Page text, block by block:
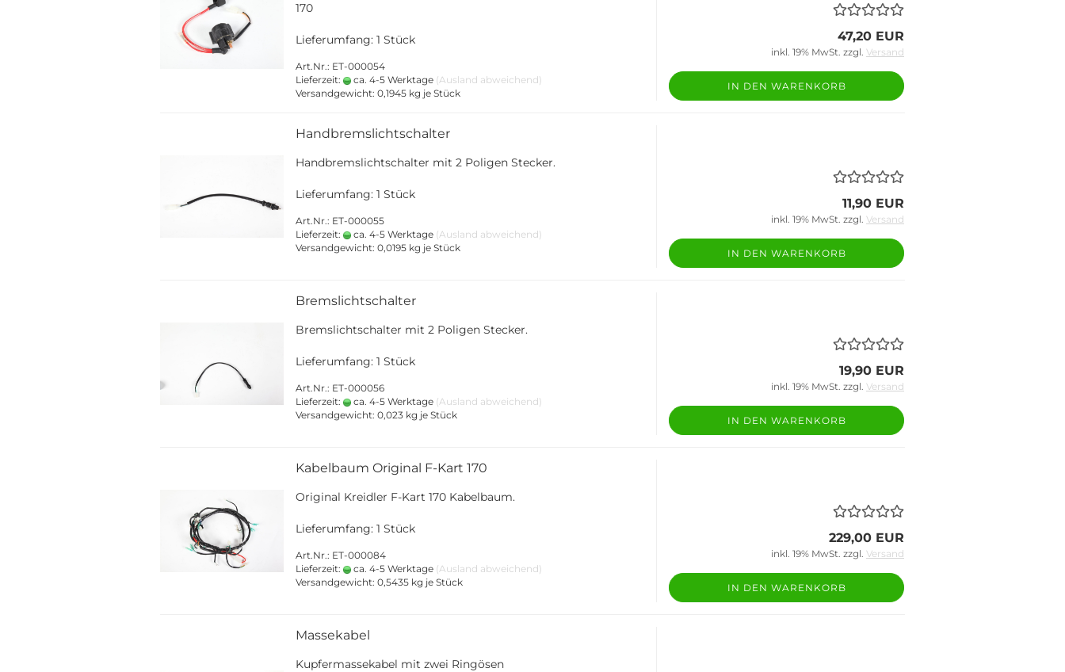
170
Lieferumfang: 1 Stück
Art.Nr.: ET-000054
Lieferzeit:
ca. 4-5 Werktage (Ausland abweichend)
Versandgewicht: 0,1945 kg je Stück
47,20 EUR
inkl. 19% MwSt. zzgl. Versand
IN DEN WARENKORB
Handbremslichtschalter
Handbremslichtschalter mit 2 Poligen Stecker.
Lieferumfang: 1 Stück
Art.Nr.: ET-000055
Lieferzeit:
ca. 4-5 Werktage (Ausland abweichend)
Versandgewicht: 0,0195 kg je Stück
11,90 EUR
inkl. 19% MwSt. zzgl. Versand
IN DEN WARENKORB
Bremslichtschalter
Bremslichtschalter mit 2 Poligen Stecker.
Lieferumfang: 1 Stück
Art.Nr.: ET-000056
Lieferzeit:
ca. 4-5 Werktage (Ausland abweichend)
Versandgewicht: 0,023 kg je Stück
19,90 EUR
inkl. 19% MwSt. zzgl. Versand
IN DEN WARENKORB
Kabelbaum Original F-Kart 170
Original Kreidler F-Kart 170 Kabelbaum.
Lieferumfang: 1 Stück
Art.Nr.: ET-000084
Lieferzeit:
ca. 4-5 Werktage (Ausland abweichend)
Versandgewicht: 0,5435 kg je Stück
229,00 EUR
inkl. 19% MwSt. zzgl. Versand
IN DEN WARENKORB
Massekabel
Kupfermassekabel mit zwei Ringösen